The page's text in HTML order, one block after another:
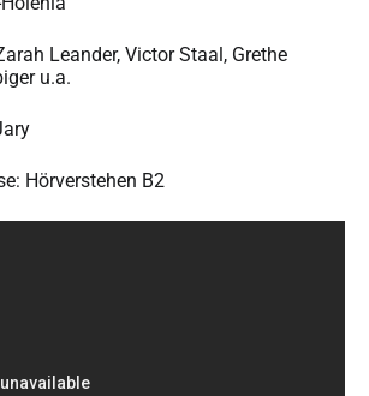
Leander, Victor Staal, Grethe
u.a.
Hörverstehen B2